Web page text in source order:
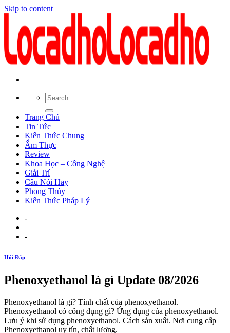
Skip to content
Trang Chủ
Tin Tức
Kiến Thức Chung
Ẩm Thực
Review
Khoa Học – Công Nghệ
Giải Trí
Câu Nói Hay
Phong Thủy
Kiến Thức Pháp Lý
-
-
Hỏi Đáp
Phenoxyethanol là gì Update 08/2026
Phenoxyethanol là gì? Tính chất của phenoxyethanol.
Phenoxyethanol có công dụng gì? Ứng dụng của phenoxyethanol.
Lưu ý khi sử dụng phenoxyethanol. Cách sản xuất. Nơi cung cấp
Phenoxyethanol uy tín, chất lượng.